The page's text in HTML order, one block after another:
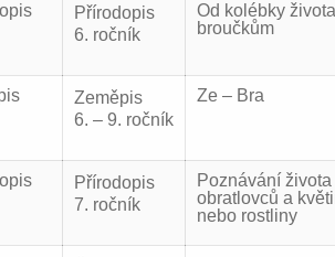
Přírodopis
6. ročník
Od kolébky
broučkům
Zeměpis
6. – 9. ročník
Ze – Bra
Přírodopis
7. ročník
Poznávání života
obratlovců a
nebo rostliny